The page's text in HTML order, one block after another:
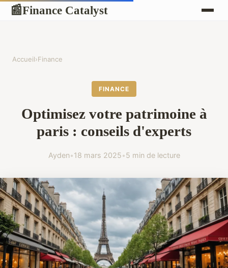
📰Finance Catalyst
Accueil›Finance
FINANCE
Optimisez votre patrimoine à
paris : conseils d'experts
Ayden•18 mars 2025•5 min de lecture